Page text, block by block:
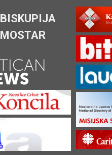
BISKUPIJA
MOSTAR